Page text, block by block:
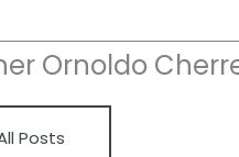
Ornoldo
Posts